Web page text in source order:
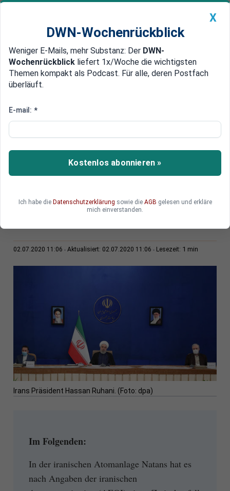
Newsticker MEIN DWN: Geldanlage Premium
Edelmetalle DWN-Magazin China
Iran meldet „Zwischenfall“ in
Der Iran meldet einen Zwischenfall in seiner
wichtigsten Atomanlage. Was genau
dahintersteckt, ist derzeit nicht klar.
02.07.2020 11:06 Aktualisiert: 02.07.2020 11:06 Lesezeit: 1 min
Irans Präsident Hassan Ruhani. (Foto: dpa)
Im Folgenden:
In der iranischen Atomanlage Natans hat es
nach Angaben der iranischen
X
DWN-Wochenrückblick
Weniger E-Mails, mehr Substanz: Der DWN-
Wochenrückblick liefert 1x/Woche die wichtigsten
Themen kompakt als Podcast. Für alle, deren Postfach
überläuft.
E-mail: *
Kostenlos abonnieren »
Ich habe die Datenschutzerklärung sowie die AGB gelesen und erkläre
mich einverstanden.